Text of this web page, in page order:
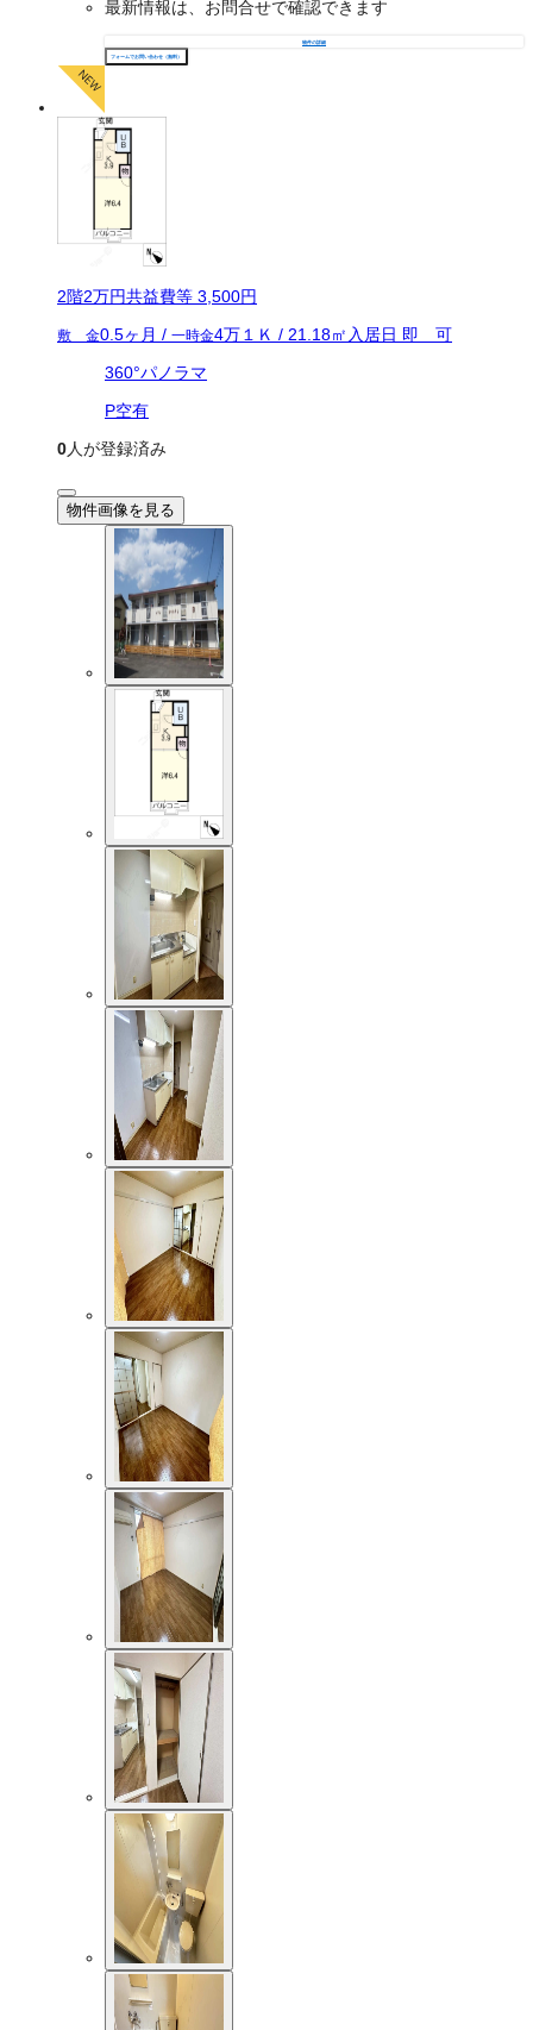
最新情報は、お問合せで確認できます
物件の詳細
フォームでお問い合わせ（無料）
2階2万円共益費等 3,500円
敷 金0.5ヶ月 / 一時金4万１Ｋ / 21.18㎡ 入居日 即 可
360°パノラマ
P空有
0人が登録済み
物件画像を見る